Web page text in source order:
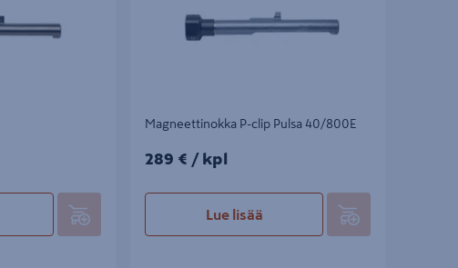
Magneettinokka P-clip Pulsa 40/800E
289€/kpl
289 € / kpl
Lue lisää